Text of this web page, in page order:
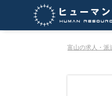
富山の求人・派